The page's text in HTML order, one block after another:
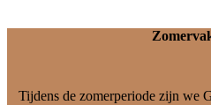
Tijdens de zomerperiode zijn we